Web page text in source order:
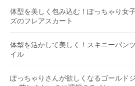
体型を美しく包み込む！ぽっちゃり女
ズのフレアスカート
体型を活かして美しく！スキニーパン
イル
ぽっちゃりさんが欲しくなるゴールド